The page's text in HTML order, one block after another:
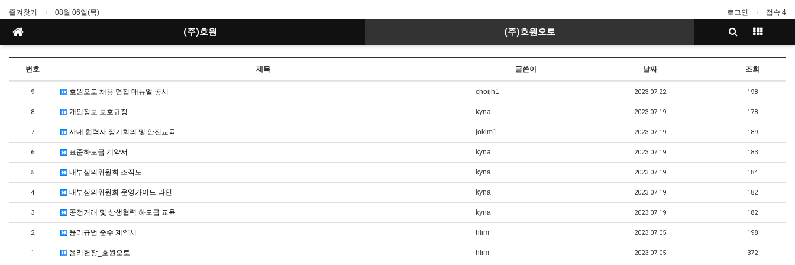
즐겨찾기 08월 06일(목) 로그인 접속 4
(주)호원 (주)호원오토
번호 제목 글쓴이 날짜 조회
9 호원오토 채용 면접 매뉴얼 공시 choijh1 2023.07.22 198
8 개인정보 보호규정 kyna 2023.07.19 178
7 사내 협력사 정기회의 및 안전교육 jokim1 2023.07.19 189
6 표준하도급 계약서 kyna 2023.07.19 183
5 내부심의위원회 조직도 kyna 2023.07.19 184
4 내부심의위원회 운영가이드 라인 kyna 2023.07.19 182
3 공정거래 및 상생협력 하도급 교육 kyna 2023.07.19 182
2 윤리규범 준수 계약서 hlim 2023.07.05 198
1 윤리헌장_호원오토 hlim 2023.07.05 372